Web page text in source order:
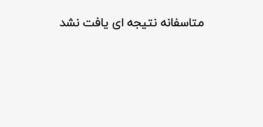
متاسفانه نتیجه ای یافت نشد